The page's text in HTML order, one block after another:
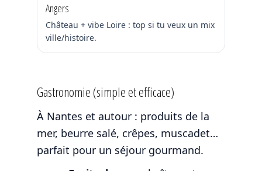
Angers
Château + vibe Loire : top si tu veux un mix
ville/histoire.
Gastronomie (simple et efficace)
À Nantes et autour : produits de la
mer, beurre salé, crêpes, muscadet…
parfait pour un séjour gourmand.